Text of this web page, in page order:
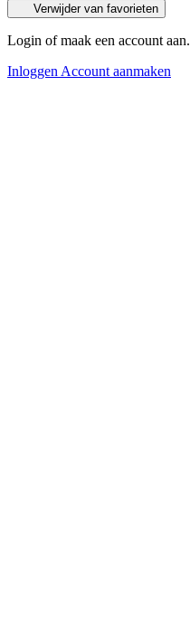
Verwijder van favorieten
Login of maak een account aan.
Inloggen Account aanmaken